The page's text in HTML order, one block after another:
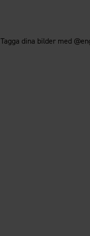
Tagga dina bilder med